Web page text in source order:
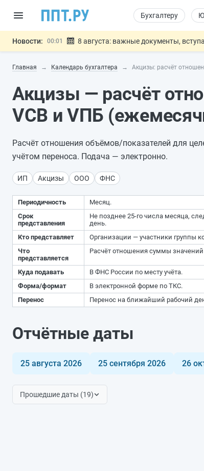
Бухгалтеру
Новости: 00:01 8 августа: важные документы,
07.08 Дистанционную работу беременных
07.08
Важно Разработают единые
Главная Календарь бухгалтера Акцизы: расчёт
Акцизы — расчёт
VСВ и VПБ
Расчёт отношения объёмов/показателей для
учётом переноса. Подача — электронно.
ИП Акцизы ООО ФНС
Периодичность
Месяц.
Срок
представления
Не позднее 25-го числа месяца,
день.
Кто представляет
Организации — участники группы
Что
представляется
Расчёт отношения суммы
Куда подавать
В ФНС России по месту учёта.
Форма/формат
В электронной форме по ТКС.
Перенос
Перенос на ближайший рабочий
Отчётные даты
25 августа 2026 25 сентября 2026 26
Прошедшие даты (19)